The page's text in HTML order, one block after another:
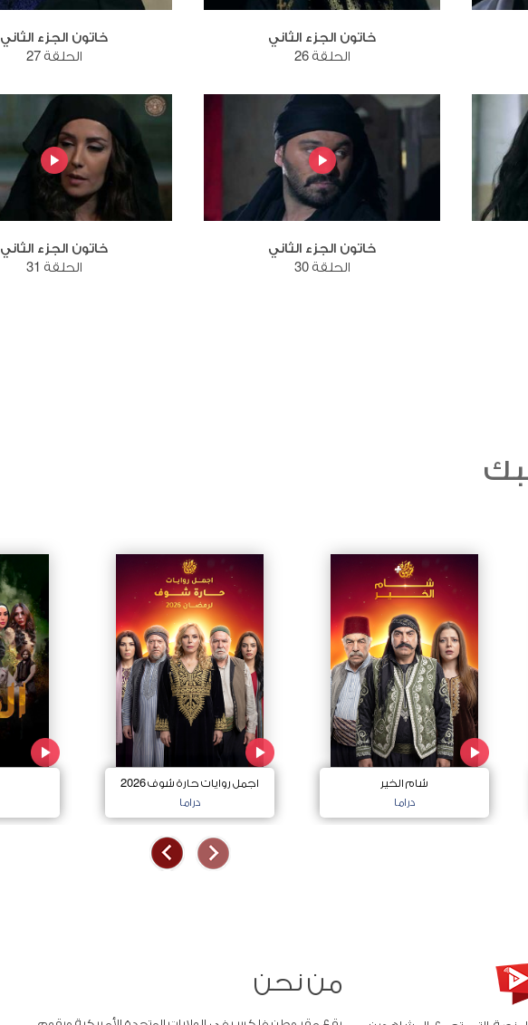
خاتون الجزء الثاني
الحلقة 26
خاتون الجزء الثاني
الحلقة 27
خاتون الجزء الثاني
الحلقة 30
خاتون الجزء الثاني
الحلقة 31
شام الخير
دراما
اجمل روايات حارة شوف 2026
دراما
من نحن